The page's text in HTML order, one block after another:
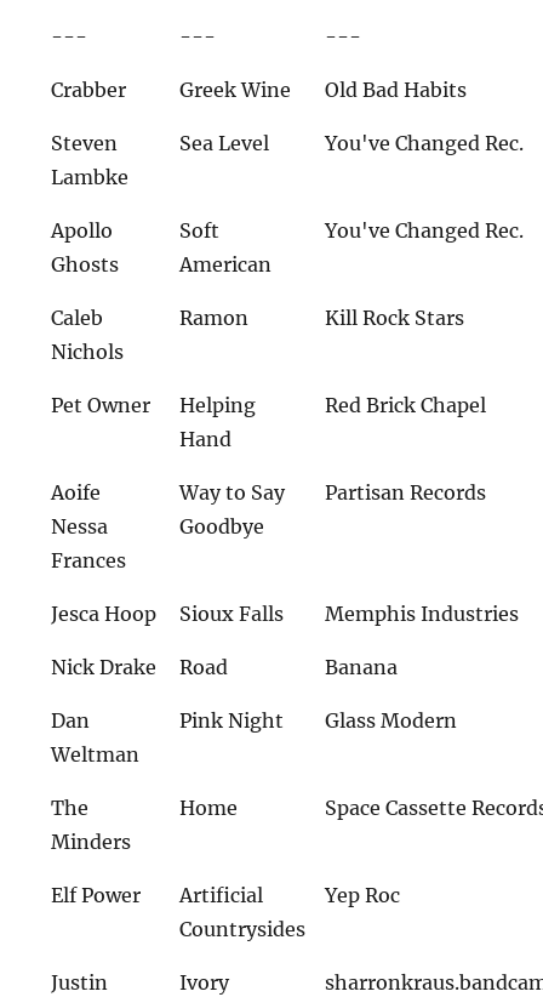
--- --- ---
Crabber Greek Wine Old Bad Habits
Steven
Lambke
Sea Level You've Changed Rec.
Apollo
Ghosts
Soft
American
You've Changed Rec.
Caleb
Nichols
Ramon Kill Rock Stars
Pet Owner
Helping
Hand
Red Brick Chapel
Aoife
Nessa
Frances
Way to Say
Goodbye
Partisan Records
Jesca Hoop Sioux Falls Memphis Industries
Nick Drake Road Banana
Dan
Weltman
Pink Night Glass Modern
The
Minders
Home Space Cassette
Elf Power
Artificial
Countrysides
Yep Roc
Justin
Ivory